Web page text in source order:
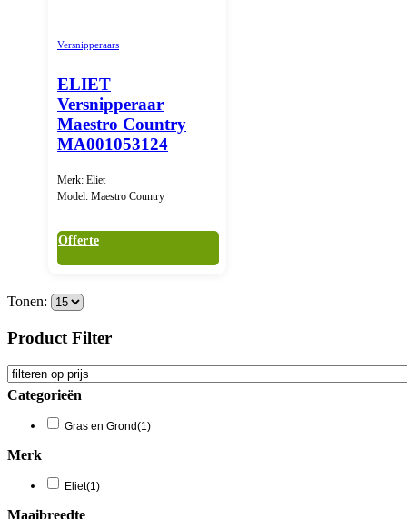
Versnipperaars
ELIET
Versnipperaar
Maestro Country
MA001053124
Merk: Eliet
Model: Maestro Country
Offerte
Tonen:
Product Filter
Categorieën
Gras en Grond(1)
Merk
Eliet(1)
Maaibreedte